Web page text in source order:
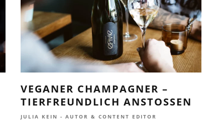
VEGANER CHAMPAGNER –
TIERFREUNDLICH ANSTOSSEN
JULIA KEIN - AUTOR & CONTENT EDITOR